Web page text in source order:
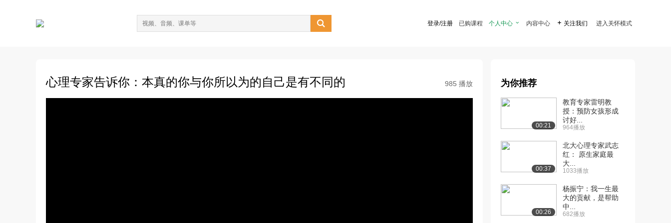
 登录/注册 已购课程 个人中心  内容中心  关注我们 进入关怀模式
心理专家告诉你：本真的你与你所以为的自己是有不同的 985 播放 为你推荐
00:21
教育专家雷明教
授：预防女孩形成
讨好...
964播放
00:37
北大心理专家武志
红： 原生家庭最
大...
1033播放
00:26
杨振宁：我一生最
大的贡献，是帮助
中...
682播放